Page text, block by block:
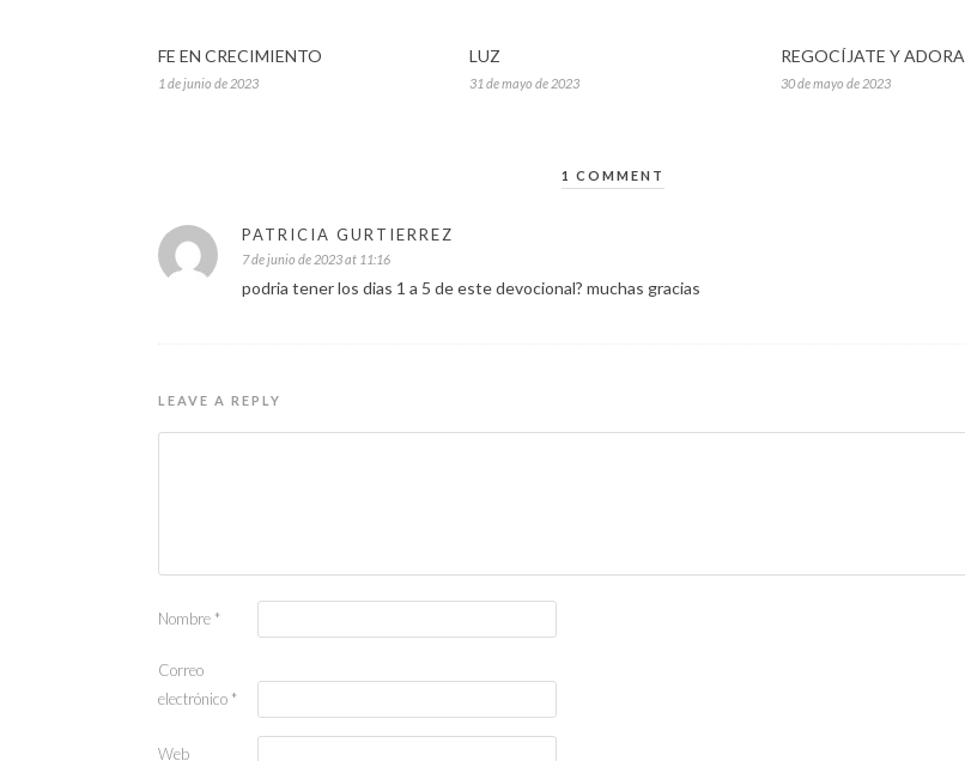
FE EN CRECIMIENTO
1 de junio de 2023
LUZ
31 de mayo de 2023
REGOCÍJATE Y ADORA
30 de mayo de 2023
1 COMMENT
PATRICIA GURTIERREZ
7 de junio de 2023 at 11:16
podria tener los dias 1 a 5 de este devocional? muchas gracias
LEAVE A REPLY
Nombre *
Correo
electrónico *
Web